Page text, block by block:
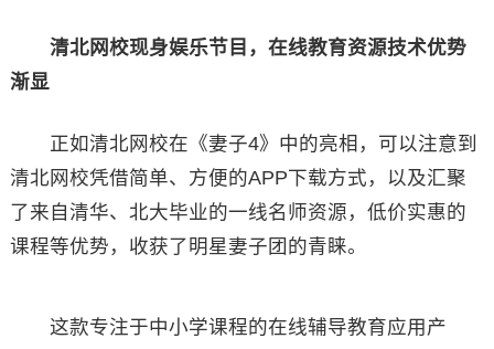
清北网校现身娱乐节目，在线教育资源技术优势
渐显
正如清北网校在《妻子4》中的亮相，可以注意到
清北网校凭借简单、方便的APP下载方式，以及汇聚
了来自清华、北大毕业的一线名师资源，低价实惠的
课程等优势，收获了明星妻子团的青睐。
这款专注于中小学课程的在线辅导教育应用产